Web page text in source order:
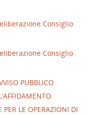
Consiglio
Consiglio
PUBBLICO
PER LE OPERAZIONI DI